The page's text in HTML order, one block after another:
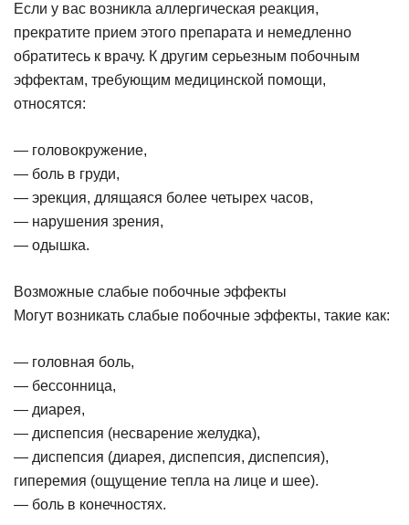
Если у вас возникла аллергическая реакция,
прекратите прием этого препарата и немедленно
обратитесь к врачу. К другим серьезным побочным
эффектам, требующим медицинской помощи,
относятся:
— головокружение,
— боль в груди,
— эрекция, длящаяся более четырех часов,
— нарушения зрения,
— одышка.
Возможные слабые побочные эффекты
Могут возникать слабые побочные эффекты, такие как:
— головная боль,
— бессонница,
— диарея,
— диспепсия (несварение желудка),
— диспепсия (диарея, диспепсия, диспепсия),
гиперемия (ощущение тепла на лице и шее).
— боль в конечностях.